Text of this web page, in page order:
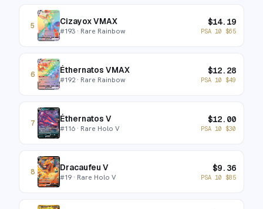
5 Cizayox VMAX
#193 · Rare Rainbow
$14.19
PSA 10 $65
6 Éthernatos VMAX
#192· Rare Rainbow
$12.28
PSA 10 $49
7 Éthernatos V
#116 · Rare Holo V
$12.00
PSA 10 $30
8 Dracaufeu V
#19 · Rare Holo V
$9.36
PSA 10 $85